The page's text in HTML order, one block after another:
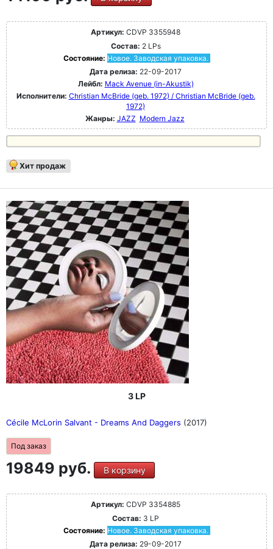
Артикул: CDVP 3355948
Состав: 2 LPs
Состояние: Новое. Заводская упаковка.
Дата релиза: 22-09-2017
Лейбл: Mack Avenue (in-Akustik)
Исполнители: Christian McBride (geb. 1972) / Christian McBride (geb.
1972)
Жанры: JAZZ Modern Jazz
Хит продаж
3 LP
Cécile McLorin Salvant - Dreams And Daggers (2017)
Под заказ
19849 руб. В корзину
Артикул: CDVP 3354885
Состав: 3 LP
Состояние: Новое. Заводская упаковка.
Дата релиза: 29-09-2017